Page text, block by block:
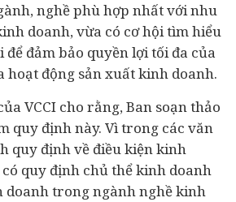
nghề phù hợp nhất với nhu
doanh, vừa có cơ hội tìm hiểu
để đảm bảo quyền lợi tối đa của
hoạt động sản xuất kinh doanh.
VCCI cho rằng, Ban soạn thảo
quy định này. Vì trong các văn
quy định về điều kiện kinh
quy định chủ thể kinh doanh
doanh trong ngành nghề kinh